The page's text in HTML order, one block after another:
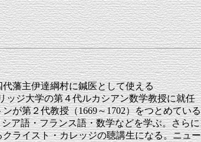
藩主伊達綱村に鍼医として使える
ッジ大学の第４代ルカシアン数学教授に就
が第２代教授（1669～1702）をつとめてい
語・フランス語・数学などを学ぶ。さら
ライスト・カレッジの聴講生になる。ニュ